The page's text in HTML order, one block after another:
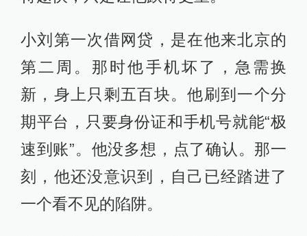
小刘第一次借网贷，是在他来北京的
第二周。那时他手机坏了，急需换
新，身上只剩五百块。他刷到一个分
期平台，只要身份证和手机号就能“极
速到账”。他没多想，点了确认。那一
刻，他还没意识到，自己已经踏进了
一个看不见的陷阱。